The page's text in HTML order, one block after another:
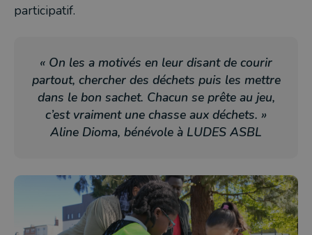
participatif.
« On les a motivés en leur disant de courir
partout, chercher des déchets puis les mettre
dans le bon sachet. Chacun se prête au jeu,
c’est vraiment une chasse aux déchets. »
Aline Dioma, bénévole à LUDES ASBL